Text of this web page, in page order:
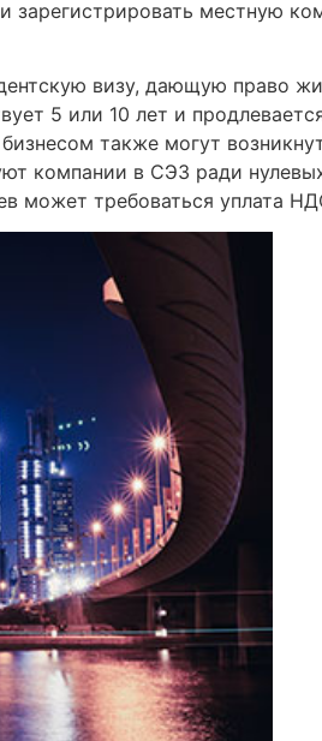
зарегистрировать местную
визу, дающую право
5 или 10 лет и
также могут
компании в СЭЗ ради
может требоваться уплата